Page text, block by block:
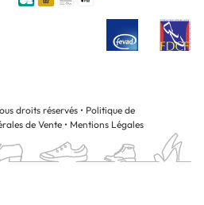
droits réservés • Politique de
de Vente • Mentions Légales